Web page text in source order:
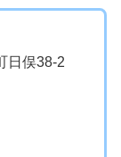
日俣38-2